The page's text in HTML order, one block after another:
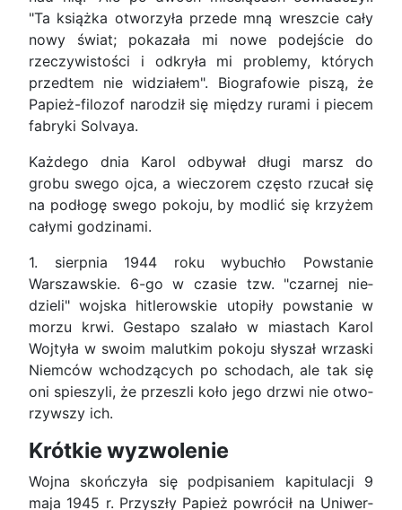
"Ta książka otwo­rzyła przede mną wreszcie cały
nowy świat; poka­zała mi nowe podejście do
rzeczywi­stości i odkryła mi problemy, których
przedtem nie widziałem". Biografowie piszą, że
Papież-filozof narodził się między rurami i piecem
fabryki Solvaya.
Każdego dnia Karol odbywał długi marsz do
grobu swego ojca, a wieczorem często rzucał się
na podłogę swego pokoju, by modlić się krzyżem
całymi godzinami.
1. sierpnia 1944 roku wybuchło Powstanie
Warszawskie. 6-go w czasie tzw. "czarnej nie­
dzieli" wojska hitlerowskie utopiły powstanie w
mo­rzu krwi. Gestapo szalało w miastach Karol
Wojtyła w swoim malutkim pokoju słyszał wrzaski
Niemców wchodzących po schodach, ale tak się
oni spie­szyli, że przeszli koło jego drzwi nie otwo­
rzywszy ich.
Krótkie wyzwolenie
Wojna skończyła się podpisaniem kapitulacji 9
maja 1945 r. Przyszły Papież powrócił na Uniwer­